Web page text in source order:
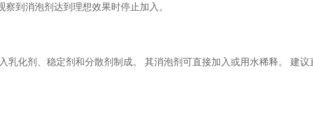
到消泡剂达到理想效果时停止加入。
乳化剂、稳定剂和分散剂制成。 其消泡剂可直接加入或用水稀释。 建议